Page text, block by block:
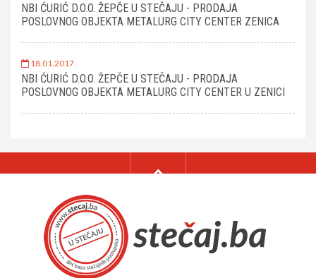
NBI ĆURIĆ D.O.O. ŽEPČE U STEČAJU - PRODAJA
POSLOVNOG OBJEKTA METALURG CITY CENTER ZENICA
18.01.2017.
NBI ĆURIĆ D.O.O. ŽEPČE U STEČAJU - PRODAJA
POSLOVNOG OBJEKTA METALURG CITY CENTER U ZENICI